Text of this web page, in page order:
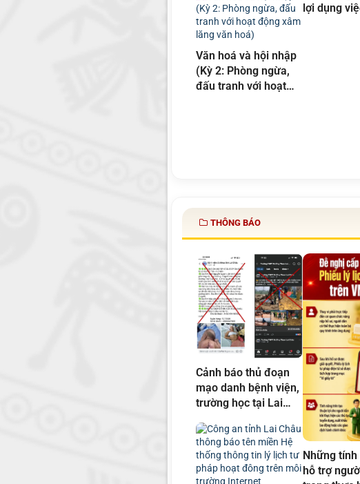
Văn hoá và hội nhập
(Kỳ 2: Phòng ngừa,
đấu tranh với hoạt
lợi dụng
THÔNG BÁO
Cảnh báo thủ đoạn
mạo danh bệnh viện,
trường học tại Lai
để lừa đảo chiếm
đoạt tài sản
Những
hỗ trợ